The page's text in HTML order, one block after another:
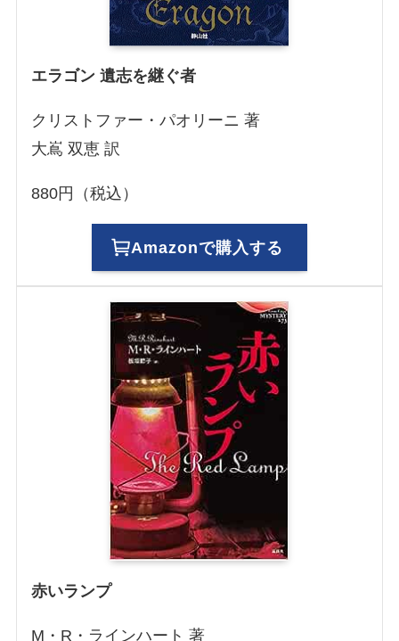
エラゴン 遺志を継ぐ者
クリストファー・パオリーニ 著
大嶌 双恵 訳
880円（税込）
Amazonで購入する
赤いランプ
M・R・ラインハート 著